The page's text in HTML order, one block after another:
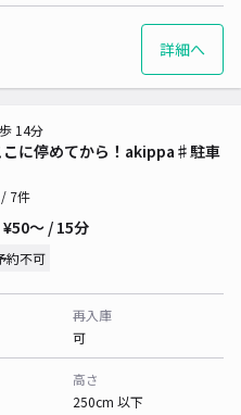
詳細へ
こに停めてから！akippa♯駐車
14分
/ 7件
¥50〜 / 15分
約不可
再入庫
可
高さ
250cm 以下